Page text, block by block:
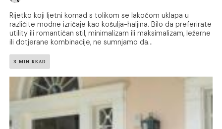
Rijetko koji ljetni komad s tolikom se lakoćom uklapa u
različite modne izričaje kao košulja-haljina. Bilo da preferirate
utility ili romantičan stil, minimalizam ili maksimalizam, ležerne
ili dotjerane kombinacije, ne sumnjamo da...
3 MIN READ